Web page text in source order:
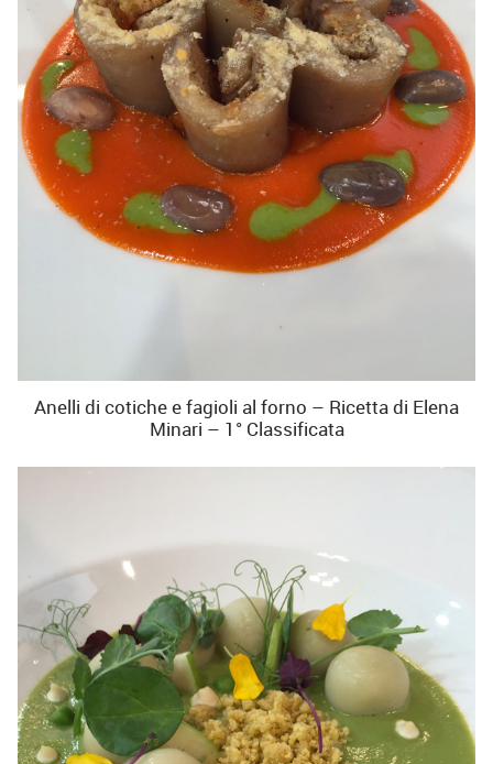
Anelli di cotiche e fagioli al forno – Ricetta di Elena
Minari – 1° Classificata